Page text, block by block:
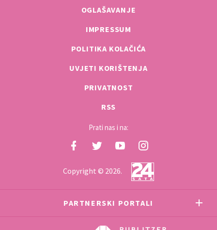
OGLAŠAVANJE
IMPRESSUM
POLITIKA KOLAČIĆA
UVJETI KORIŠTENJA
PRIVATNOST
RSS
Prati nas i na:
Copyright © 2026.
PARTNERSKI PORTALI